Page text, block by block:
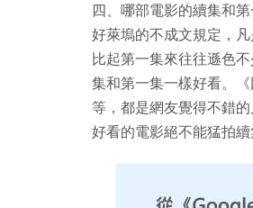
四、哪部電影的續集和第
好萊塢的不成文規定，
比起第一集來往往遜色
集和第一集一樣好看。
等，都是網友覺得不錯
好看的電影絕不能猛拍